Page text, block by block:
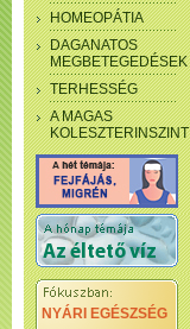
HOMEOPÁTIA
DAGANATOS
MEGBETEGEDÉSEK
TERHESSÉG
A MAGAS
KOLESZTERINSZINT
NYÁRI EGÉSZSÉG